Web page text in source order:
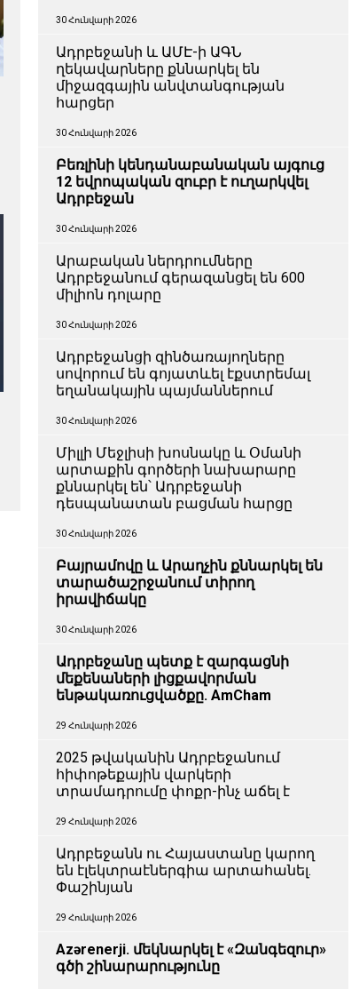
30 Հունվարի 2026
Ադրբեջանի և ԱՄԷ-ի ԱԳՆ
ղեկավարները քննարկել են
միջազգային անվտանգության
հարցեր
30 Հունվարի 2026
Բեռլինի կենդանաբանական այգուց
12 եվրոպական զուբր է ուղարկվել
Ադրբեջան
30 Հունվարի 2026
Արաբական ներդրումները
Ադրբեջանում գերազանցել են 600
միլիոն դոլարը
30 Հունվարի 2026
Ադրբեջանցի զինծառայողները
սովորում են գոյատևել էքստրեմալ
եղանակային պայմաններում
30 Հունվարի 2026
Միլլի Մեջլիսի խոսնակը և Օմանի
արտաքին գործերի նախարարը
քննարկել են՝ Ադրբեջանի
դեսպանատան բացման հարցը
30 Հունվարի 2026
Բայրամովը և Արաղչին քննարկել են
տարածաշրջանում տիրող
իրավիճակը
30 Հունվարի 2026
Ադրբեջանը պետք է զարգացնի
մեքենաների լիցքավորման
ենթակառուցվածքը. AmCham
29 Հունվարի 2026
2025 թվականին Ադրբեջանում
հիփոթեքային վարկերի
տրամադրումը փոքր-ինչ աճել է
29 Հունվարի 2026
Ադրբեջանն ու Հայաստանը կարող
են էլեկտրաէներգիա արտահանել.
Փաշինյան
29 Հունվարի 2026
Azərenerji. մեկնարկել է «Զանգեզուր»
գծի շինարարությունը